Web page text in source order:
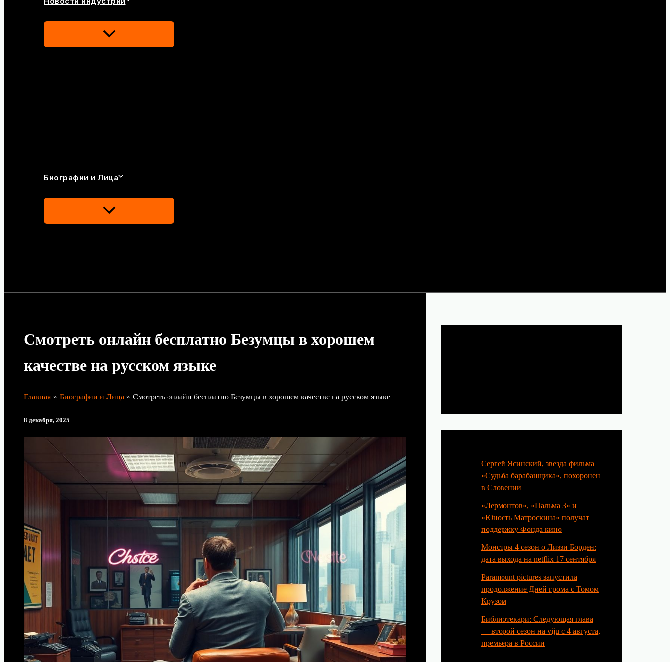
Переключатель
Биографии и Лица
Переключатель
Смотреть онлайн бесплатно Безумцы в хорошем
качестве на русском языке
Главная Биографии и Лица Смотреть онлайн бесплатно Безумцы в хорошем качестве на русском языке
8 декабря, 2025
Сергей Ясинский, звезда фильма
«Судьба барабанщика», похоронен
в Словении
«Лермонтов», «Пальма 3» и
«Юность Матроскина» получат
поддержку Фонда кино
Монстры 4 сезон о Лиззи Борден:
дата выхода на netflix 17 сентября
Paramount pictures запустила
продолжение Дней грома с Томом
Крузом
Библиотекари: Следующая глава
— второй сезон на viju с 4 августа,
премьера в России